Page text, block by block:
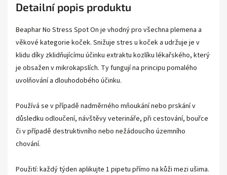
Detailní popis produktu
Beaphar No Stress Spot On je vhodný pro všechna plemena a
věkové kategorie koček. Snižuje stres u koček a udržuje je v
klidu díky zklidňujícímu účinku extraktu kozlíku lékařského, který
je obsažen v mikrokapslích. Ty fungují na principu pomalého
uvolňování a dlouhodobého účinku.
Používá se v případě nadměrného mňoukání nebo prskání v
důsledku odloučení, návštěvy veterináře, při cestování, bouřce
či v případě destruktivního nebo nežádoucího územního
chování.
Použití: každý týden aplikujte 1 pipetu přímo na kůži mezi ušima.